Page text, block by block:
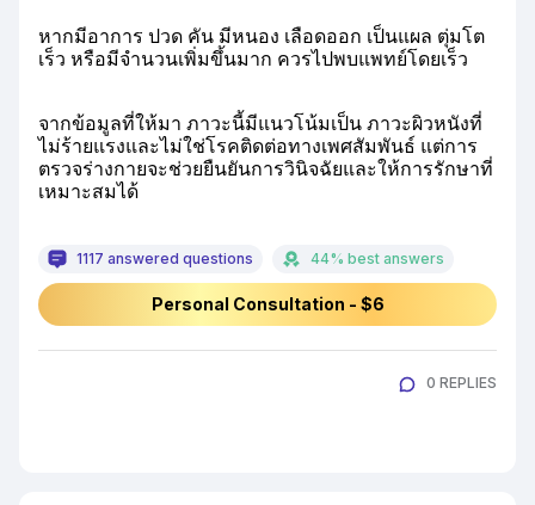
หากมีอาการ ปวด คัน มีหนอง เลือดออก เป็นแผล ตุ่มโต
เร็ว หรือมีจำนวนเพิ่มขึ้นมาก ควรไปพบแพทย์โดยเร็ว
จากข้อมูลที่ให้มา ภาวะนี้มีแนวโน้มเป็น ภาวะผิวหนังที่
ไม่ร้ายแรงและไม่ใช่โรคติดต่อทางเพศสัมพันธ์ แต่การ
ตรวจร่างกายจะช่วยยืนยันการวินิจฉัยและให้การรักษาที่
เหมาะสมได้
1117 answered questions 44% best answers
Personal Consultation - $6
0 REPLIES